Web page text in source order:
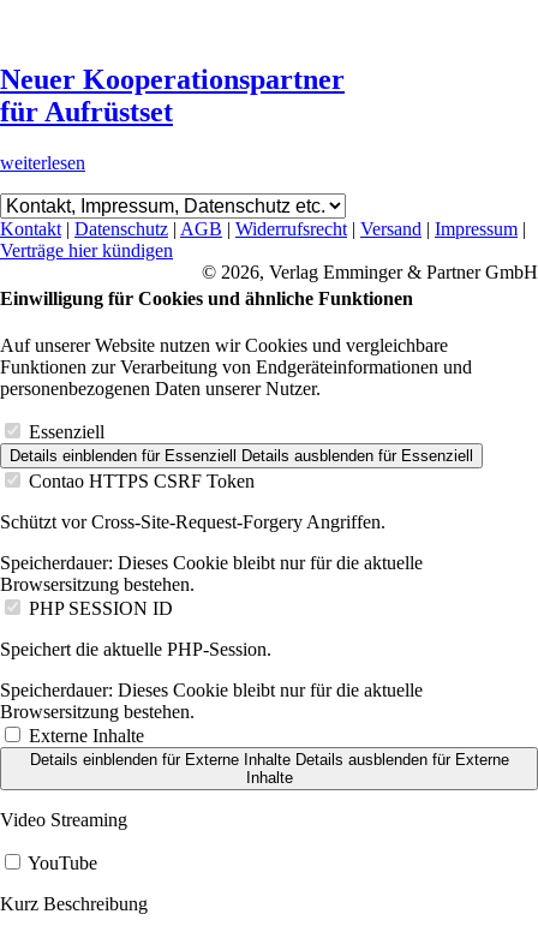
Neuer Kooperationspartner
für Aufrüstset
weiterlesen
Kontakt| Datenschutz | AGB | Widerrufsrecht| Versand | Impressum |
Verträge hier kündigen
© 2026, Verlag Emminger & Partner GmbH
Einwilligung für Cookies und ähnliche Funktionen
Auf unserer Website nutzen wir Cookies und vergleichbare
Funktionen zur Verarbeitung von Endgeräteinformationen und
personenbezogenen Daten unserer Nutzer.
Essenziell
Details einblenden für Essenziell Details ausblenden für Essenziell
Contao HTTPS CSRF Token
Schützt vor Cross-Site-Request-Forgery Angriffen.
Speicherdauer: Dieses Cookie bleibt nur für die aktuelle
Browsersitzung bestehen.
PHP SESSION ID
Speichert die aktuelle PHP-Session.
Speicherdauer: Dieses Cookie bleibt nur für die aktuelle
Browsersitzung bestehen.
Externe Inhalte
Details einblendenfür Externe Inhalte Details ausblendenfür Externe
Inhalte
Video Streaming
YouTube
Kurz Beschreibung